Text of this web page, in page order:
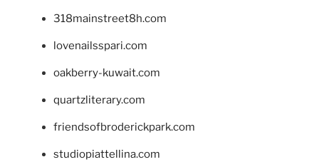
318mainstreet8h.com
lovenailsspari.com
oakberry-kuwait.com
quartzliterary.com
friendsofbroderickpark.com
studiopiattellina.com